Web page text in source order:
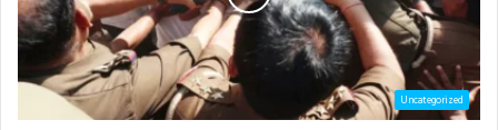
Uncategorized